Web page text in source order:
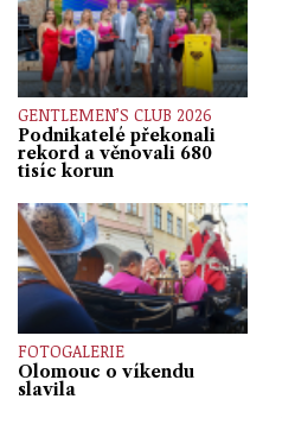
GENTLEMEN’S CLUB 2026
Podnikatelé překonali
rekord a věnovali 680
tisíc korun
FOTOGALERIE
Olomouc o víkendu
slavila